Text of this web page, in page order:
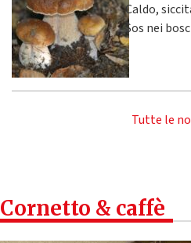
Caldo,
Sos nei
Tutte le
Cornetto & caffè